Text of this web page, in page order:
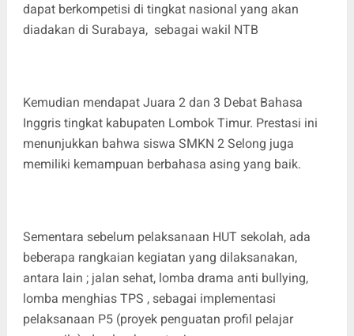
dapat berkompetisi di tingkat nasional yang akan
diadakan di Surabaya, sebagai wakil NTB
Kemudian mendapat Juara 2 dan 3 Debat Bahasa
Inggris tingkat kabupaten Lombok Timur. Prestasi ini
menunjukkan bahwa siswa SMKN 2 Selong juga
memiliki kemampuan berbahasa asing yang baik.
Sementara sebelum pelaksanaan HUT sekolah, ada
beberapa rangkaian kegiatan yang dilaksanakan,
antara lain ; jalan sehat, lomba drama anti bullying,
lomba menghias TPS , sebagai implementasi
pelaksanaan P5 (proyek penguatan profil pelajar